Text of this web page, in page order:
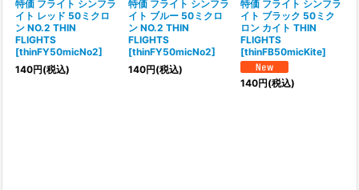
特価 フライト シンフラ
イト レッド 50ミクロ
ン NO.2 THIN
FLIGHTS
[thinFY50micNo2]
140円(税込)
特価 フライト シンフラ
イト ブルー 50ミクロ
ン NO.2 THIN
FLIGHTS
[thinFY50micNo2]
140円(税込)
特価 フライト シンフラ
イト ブラック 50ミク
ロン カイト THIN
FLIGHTS
[thinFB50micKite]
140円(税込)